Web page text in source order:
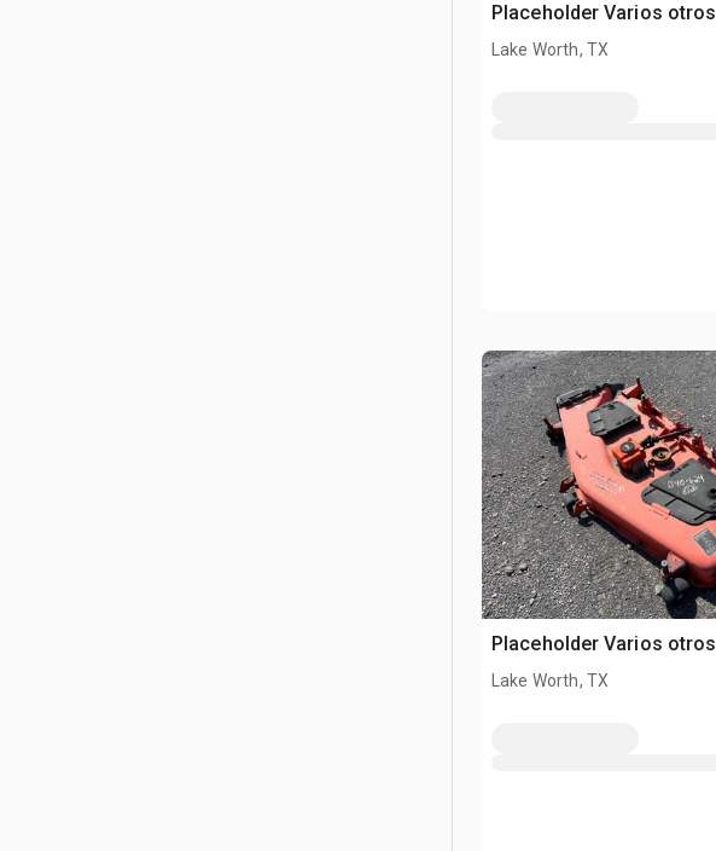
Placeholder Varios otros
Lake Worth, TX
Placeholder Varios otros
Lake Worth, TX